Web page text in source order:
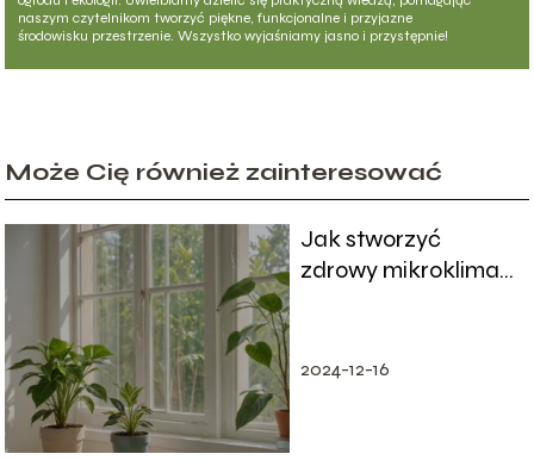
naszym czytelnikom tworzyć piękne, funkcjonalne i przyjazne
środowisku przestrzenie. Wszystko wyjaśniamy jasno i przystępnie!
Może Cię również zainteresować
Jak stworzyć
zdrowy mikroklimat
2024-12-16